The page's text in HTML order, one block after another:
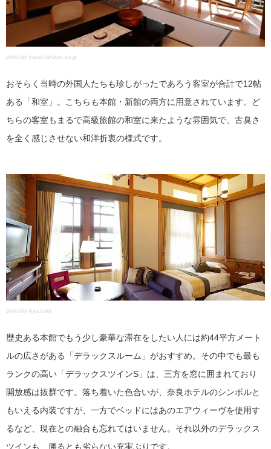
photo by travel.rakuten.co.jp
おそらく当時の外国人たちも珍しがったであろう客室が合計で12帖
ある「和室」。こちらも本館・新館の両方に用意されています。ど
ちらの客室もまるで高級旅館の和室に来たような雰囲気で、古臭さ
を全く感じさせない和洋折衷の様式です。
photo by ikyu.com
歴史ある本館でもう少し豪華な滞在をしたい人には約44平方メート
ルの広さがある「デラックスルーム」がおすすめ。その中でも最も
ランクの高い「デラックスツインS」は、三方を窓に囲まれており
開放感は抜群です。落ち着いた色合いが、奈良ホテルのシンボルと
もいえる内装ですが、一方でベッドにはあのエアウィーヴを使用す
るなど、現在との融合も忘れてはいません。それ以外のデラックス
ツインも、勝るとも劣らない充実ぶりです。